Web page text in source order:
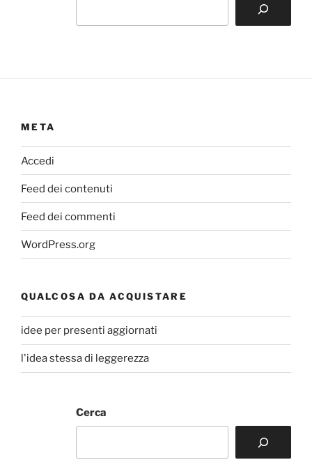
META
Accedi
Feed dei contenuti
Feed dei commenti
WordPress.org
QUALCOSA DA ACQUISTARE
idee per presenti aggiornati
l'idea stessa di leggerezza
Cerca